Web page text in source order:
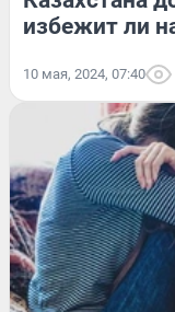
избежит ли
10 мая, 2024, 07:40